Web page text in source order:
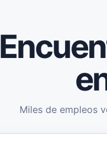
Miles de empleos